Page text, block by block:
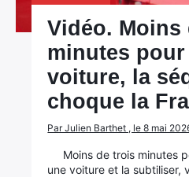
Vidéo. Moins
minutes
voiture, la
choque la
Par Julien Barthet , le 8 mai
Moins de trois minutes
une voiture et la subtiliser,